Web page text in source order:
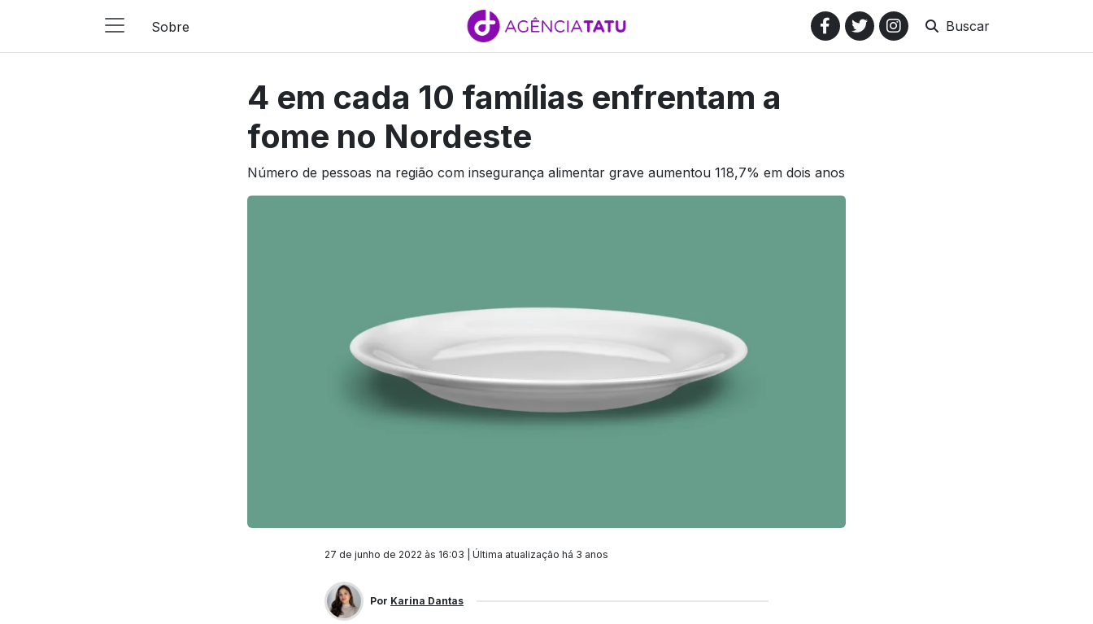
Sobre Buscar
4 em cada 10 famílias enfrentam a
fome no Nordeste
Número de pessoas na região com insegurança alimentar grave aumentou 118,7% em dois anos
27 de junho de 2022 às 16:03 | Última atualização há 3 anos
Por Karina Dantas